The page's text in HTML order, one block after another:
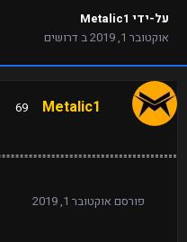
על-ידי Metalic1
אוקטובר 1, 2019
בדרושים
Metalic1
69
פורסם אוקטובר 1, 2019